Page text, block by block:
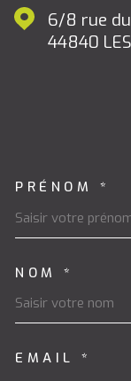
6/8 rue du
44840
PRÉNOM *
NOM *
EMAIL *